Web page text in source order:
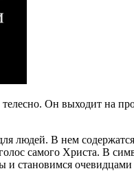
Он выходит на
людей. В нем
самого Христа. В
становимся